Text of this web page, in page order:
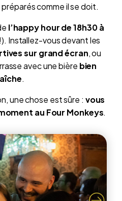
préparés comme il se doit.
l’happy hour de 18h30 à
Installez-vous devant les
sur grand écran, ou
avec une bière bien
.
une chose est sûre : vous
au Four Monkeys.